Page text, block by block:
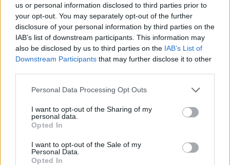
us or personal information disclosed to third parties prior to
your opt-out. You may separately opt-out of the further
disclosure of your personal information by third parties on the
IAB’s list of downstream participants. This information may
also be disclosed by us to third parties on the IAB’s List of
Downstream Participants that may further disclose it to other
Please note that this website/app uses one or more Google
not limited to your visit or usage behaviour. You may click to
grant or deny consent to Google and its third-party tags to
use your data for below specified purposes in below Google
consent section.
Personal Data Processing Opt Outs
I want to opt-out of the Sharing of my
personal data.
Opted In
I want to opt-out of the Sale of my
Personal Data.
Opted In
Az eddig csak dokumentumfilmeket jegyző francia Alice
Diop a zsűri nagydíját és a legjobb elsőfilmesnek járó
elismerést is megkaptaSaint Omer című filmdrámájáért.
tudta személyesen átvenni az elismerést, mert a
z Iszlám
Köztársaság elleni propagandáért kiszabott
börtönbüntetését tölti.